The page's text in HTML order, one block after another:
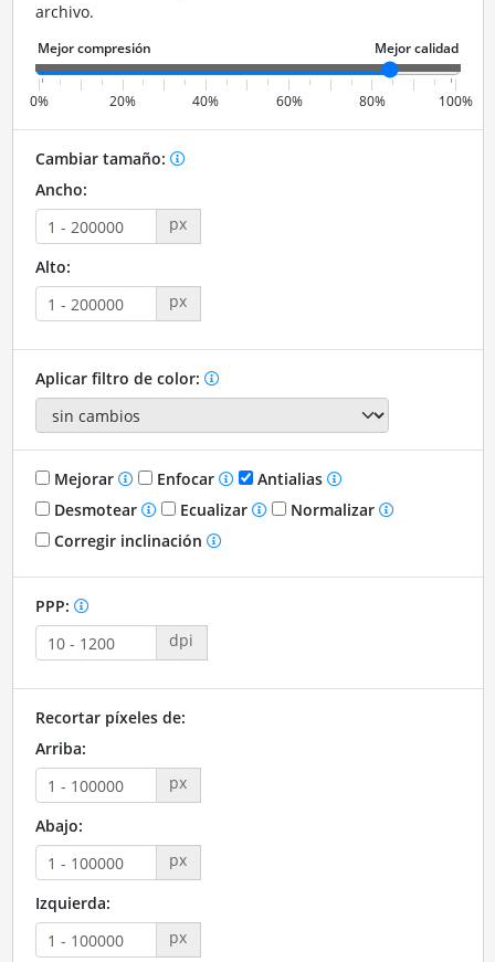
archivo.
0% 20% 40% 60% 80% 100%
Cambiar tamaño:
Ancho:
px
Alto:
px
Aplicar filtro de color:
Mejorar Enfocar
Antialias
Desmotear
Ecualizar
Normalizar
Corregir inclinación
PPP:
dpi
Recortar píxeles de:
Arriba:
px
Abajo:
px
Izquierda:
px